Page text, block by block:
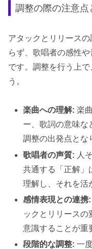
調整の際の注意
アタックとリリース
らず、歌唱者の感性
です。調整を行う上
う。
楽曲への理解: 楽
ー、歌詞の意味な
調整の出発点とな
歌唱者の声質: 人
共通する「正解」
理解し、それを活
感情表現との連携:
ックとリリースの
意識することが重
段階的な調整: 一